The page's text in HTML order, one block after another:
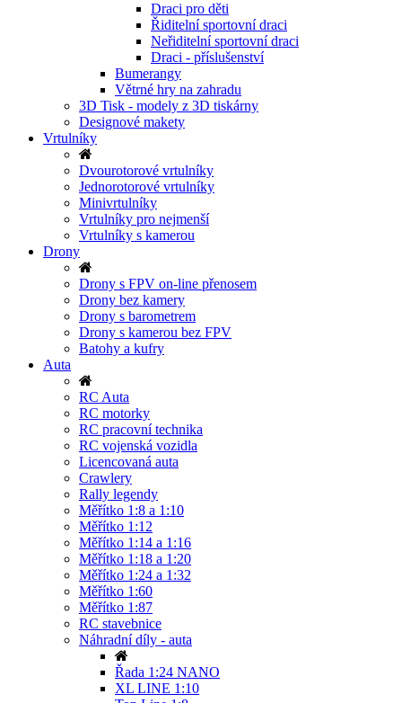
Draci pro děti
Řiditelní sportovní draci
Neřiditelní sportovní draci
Draci - příslušenství
Bumerangy
Větrné hry na zahradu
3D Tisk - modely z 3D tiskárny
Designové makety
Vrtulníky
Dvourotorové vrtulníky
Jednorotorové vrtulníky
Minivrtulníky
Vrtulníky pro nejmenší
Vrtulníky s kamerou
Drony
Drony s FPV on-line přenosem
Drony bez kamery
Drony s barometrem
Drony s kamerou bez FPV
Batohy a kufry
Auta
RC Auta
RC motorky
RC pracovní technika
RC vojenská vozidla
Licencovaná auta
Crawlery
Rally legendy
Měřítko 1:8 a 1:10
Měřítko 1:12
Měřítko 1:14 a 1:16
Měřítko 1:18 a 1:20
Měřítko 1:24 a 1:32
Měřítko 1:60
Měřítko 1:87
RC stavebnice
Náhradní díly - auta
Řada 1:24 NANO
XL LINE 1:10